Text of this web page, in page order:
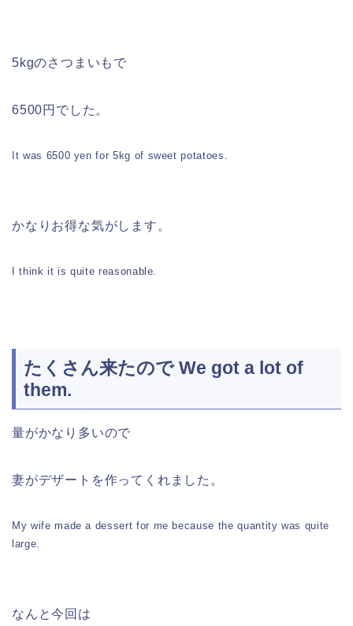
5kgのさつまいもで
6500円でした。
It was 6500 yen for 5kg of sweet potatoes.
かなりお得な気がします。
I think it is quite reasonable.
たくさん来たので We got a lot of
them.
量がかなり多いので
妻がデザートを作ってくれました。
My wife made a dessert for me because the quantity was quite
large.
なんと今回は